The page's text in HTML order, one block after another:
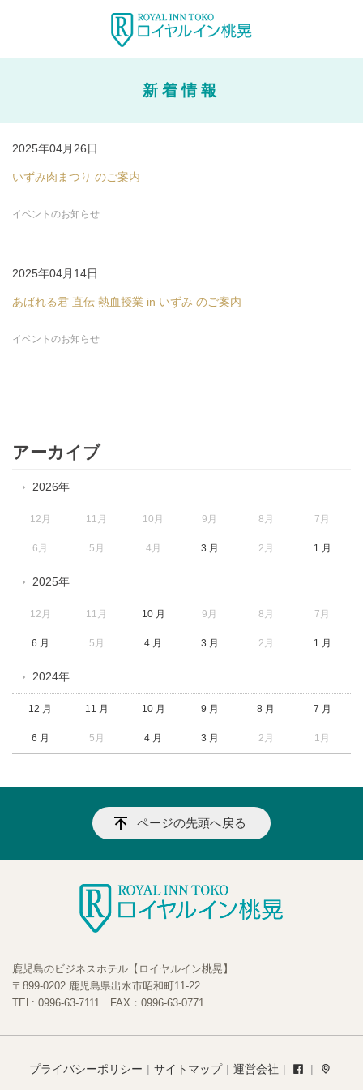
新着情報
いずみ肉まつり のご案内
2025年04月26日
イベントのお知らせ
あばれる君 直伝 熱血授業 in いずみ のご案内
2025年04月14日
イベントのお知らせ
アーカイブ
2026年
12月 11月 10月 9月 8月 7月
6月 5月 4月 3 月 2月 1 月
2025年
12月 11月 10 月 9月 8月 7月
6 月 5月 4 月 3 月 2月 1 月
2024年
12 月 11 月 10 月 9 月 8 月 7 月
6 月 5月 4 月 3 月 2月 1月
ページの先頭へ戻る
鹿児島のビジネスホテル【ロイヤルイン桃晃】
〒899-0202 鹿児島県出水市昭和町11-22
TEL: 0996-63-7111 FAX：0996-63-0771
プライバシーポリシー サイトマップ 運営会社